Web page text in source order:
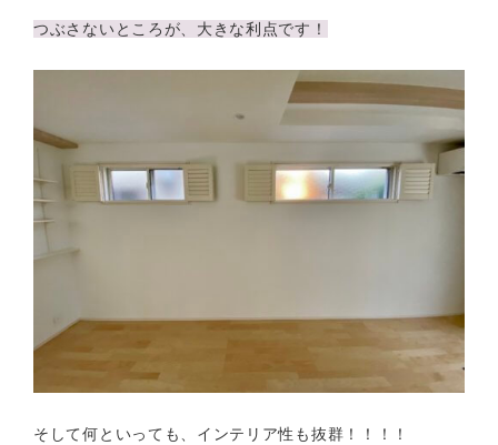
つぶさないところが、大きな利点です！
そして何といっても、インテリア性も抜群！！！！